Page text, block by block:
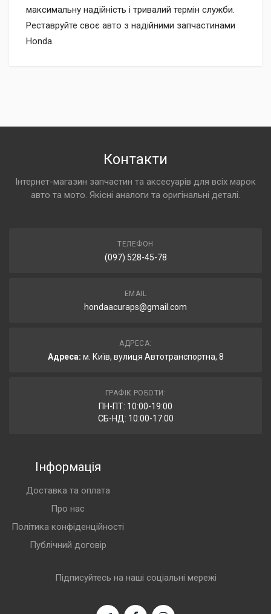
максимальну надійність і тривалий термін служби.
Реставруйте своє авто з надійними запчастинами
Honda.
Контакти
Інтернет-магазин запчастин та аксесуарів для всіх марок
авто та мото. Якісні аналоги та оригінальні деталі.
ТЕЛЕФОН
(097) 528-45-78
EMAIL
hondaacuraps@gmail.com
АДРЕСА:
Адреса: м. Київ, вулиця Автотранспортна, 8
ГРАФІК РОБОТИ:
ПН-ПТ: 10:00-19:00
СБ-НД: 10:00-17:00
Інформація
Доставка та оплата
Про нас
Політика конфіденційності
Публічний договір
Підписуйтесь на наші соціальні мережі